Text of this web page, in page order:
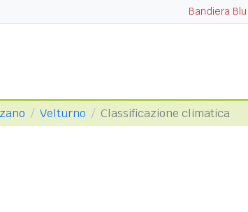
Bandiera
Velturno Classificazione climatica